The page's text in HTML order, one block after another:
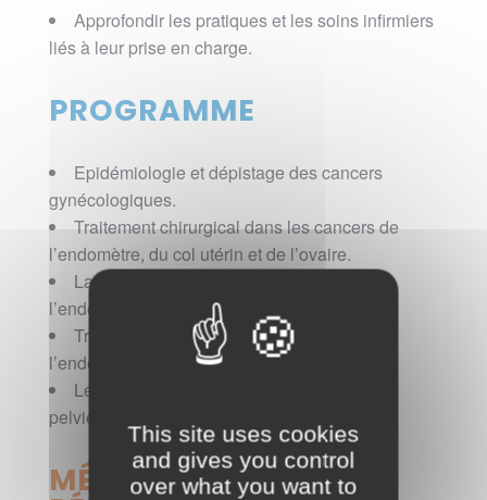
Approfondir les pratiques et les soins infirmiers
liés à leur prise en charge.
PROGRAMME
Epidémiologie et dépistage des cancers
gynécologiques.
Traitement chirurgical dans les cancers de
l’endomètre, du col utérin et de l’ovaire.
La radiothérapie dans les cancers de
l’endomètre, du col utérin et de l’ovaire,
Traitement médical dans les cancers de
l’endomètre, du col utérin et de l’ovaire,
Les soins infirmiers et la chirurgie abdo-
pelvienne.
MÉTHODES
This site uses cookies
and gives you control
over what you want to